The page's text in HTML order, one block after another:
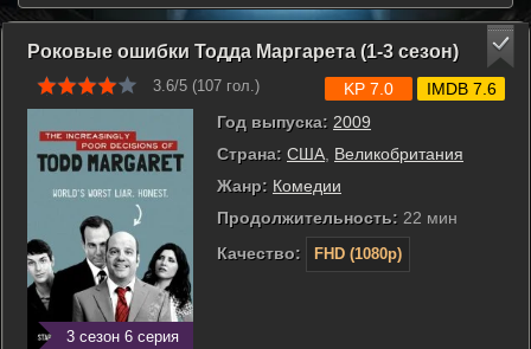
Роковые ошибки Тодда Маргарета (1-3 сезон)
3.6/5 (107 гол.)
3 сезон 6 серия
Год выпуска: 2009
Страна: США Великобритания
Жанр: Комедии
Продолжительность: 22 мин
Качество:
FHD (1080p)
KP 7.0 IMDB 7.6